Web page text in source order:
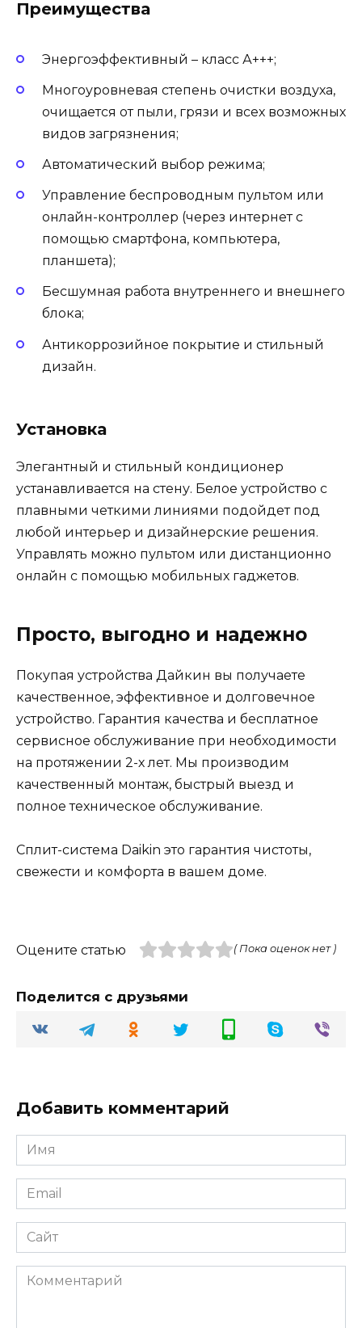
Преимущества
Энергоэффективный – класс А+++;
Многоуровневая степень очистки воздуха,
очищается от пыли, грязи и всех возможных
видов загрязнения;
Автоматический выбор режима;
Управление беспроводным пультом или
онлайн-контроллер (через интернет с
помощью смартфона, компьютера,
планшета);
Бесшумная работа внутреннего и внешнего
блока;
Антикоррозийное покрытие и стильный
дизайн.
Установка
Элегантный и стильный кондиционер
устанавливается на стену. Белое устройство с
плавными четкими линиями подойдет под
любой интерьер и дизайнерские решения.
Управлять можно пультом или дистанционно
онлайн с помощью мобильных гаджетов.
Просто, выгодно и надежно
Покупая устройства Дайкин вы получаете
качественное, эффективное и долговечное
устройство. Гарантия качества и бесплатное
сервисное обслуживание при необходимости
на протяжении 2-х лет. Мы производим
качественный монтаж, быстрый выезд и
полное техническое обслуживание.
Сплит-система Daikin это гарантия чистоты,
свежести и комфорта в вашем доме.
Оцените статью ( Пока оценок нет )
Поделится с друзьями
Добавить комментарий
Имя
Email
Сайт
Комментарий